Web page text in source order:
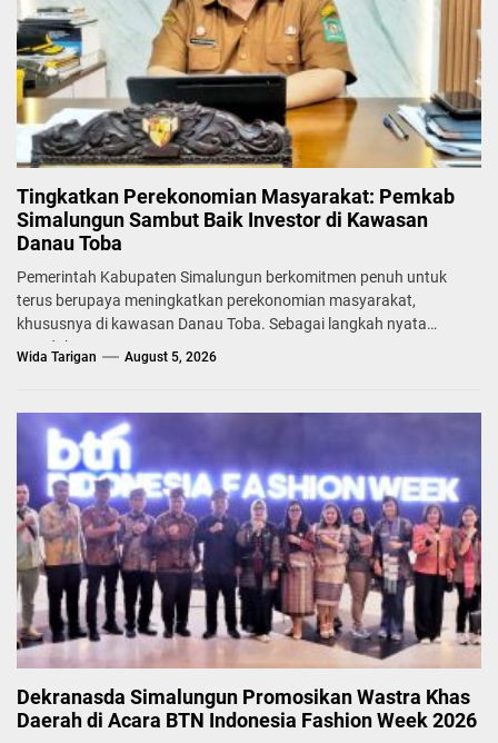
Tingkatkan Perekonomian Masyarakat: Pemkab
Simalungun Sambut Baik Investor di Kawasan
Danau Toba
Pemerintah Kabupaten Simalungun berkomitmen penuh untuk
terus berupaya meningkatkan perekonomian masyarakat,
khususnya di kawasan Danau Toba. Sebagai langkah nyata
mendukung...
Wida Tarigan August 5, 2026
Dekranasda Simalungun Promosikan Wastra Khas
Daerah di Acara BTN Indonesia Fashion Week 2026